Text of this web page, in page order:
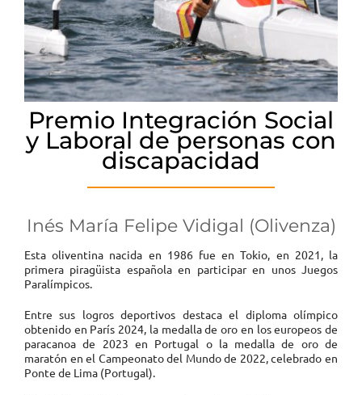
Premio Integración Social
y Laboral de personas con
discapacidad
Inés María Felipe Vidigal (Olivenza)
Esta oliventina nacida en 1986 fue en Tokio, en 2021, la
primera piragüista española en participar en unos Juegos
Paralímpicos.
Entre sus logros deportivos destaca el diploma olímpico
obtenido en París 2024, la medalla de oro en los europeos de
paracanoa de 2023 en Portugal o la medalla de oro de
maratón en el Campeonato del Mundo de 2022, celebrado en
Ponte de Lima (Portugal).